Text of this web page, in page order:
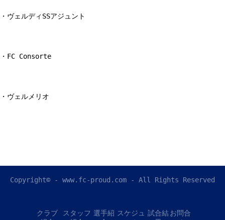
・ヴェルディSSアジュント
・FC Consorte
・ヴェルメリオ
Copyright© - www.fc-proud.com - All Rights Reserved
クラブ
スタッフ 選手紹 スケジュ 試合結 お問合